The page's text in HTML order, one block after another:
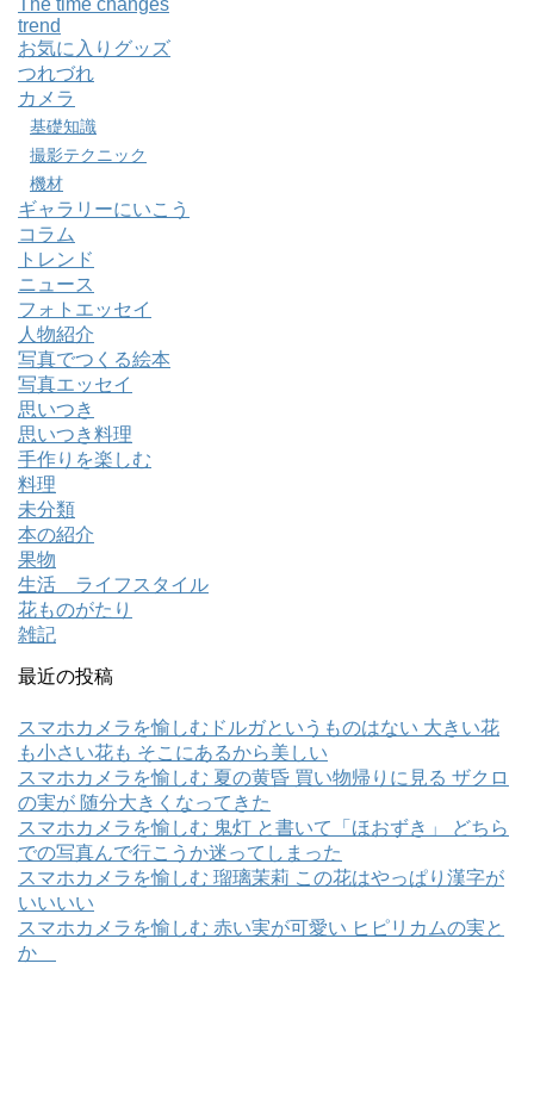
trend
お気に入りグッズ
つれづれ
カメラ
基礎知識
撮影テクニック
機材
ギャラリーにいこう
コラム
トレンド
ニュース
フォトエッセイ
人物紹介
写真でつくる絵本
写真エッセイ
思いつき
思いつき料理
手作りを楽しむ
料理
未分類
本の紹介
果物
生活 ライフスタイル
花ものがたり
雑記
最近の投稿
スマホカメラを愉しむドルガというものはない 大きい花
も小さい花も そこにあるから美しい
スマホカメラを愉しむ 夏の黄昏 買い物帰りに見る ザクロ
の実が 随分大きくなってきた
スマホカメラを愉しむ 鬼灯 と書いて「ほおずき」 どちら
での写真んで行こうか迷ってしまった
スマホカメラを愉しむ 瑠璃茉莉 この花はやっぱり漢字が
いいいい
スマホカメラを愉しむ 赤い実が可愛い ヒピリカムの実と
か